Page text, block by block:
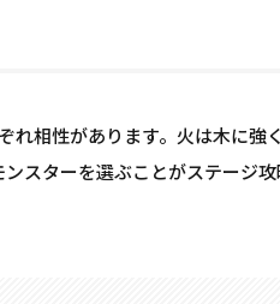
れ相性があります。火は木に強
スターを選ぶことがステージ